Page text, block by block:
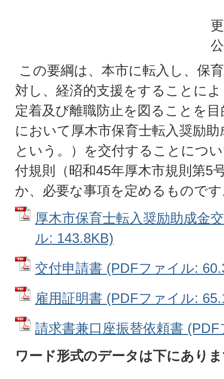
この要綱は、本市に転入し、保
対し、経済的支援をすることに
定着及び離職防止を図ることを
において厚木市保育士転入奨励
という。）を交付することにつ
付規則（昭和45年厚木市規則第5
か、必要な事項を定めるもので
厚木市保育士転入奨励助成金
ル: 143.8KB)
交付申請書 (PDFファイル:
雇用証明書 (PDFファイル:
請求書兼口座振替依頼書
ワード形式のデータは下にあり